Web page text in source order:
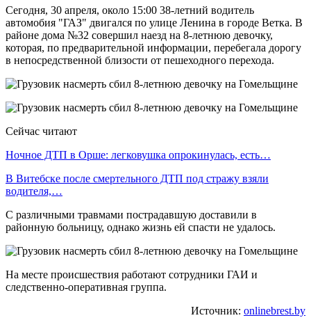
Сегодня, 30 апреля, около 15:00 38-летний водитель
автомобия "ГАЗ" двигался по улице Ленина в городе Ветка. В
районе дома №32 совершил наезд на 8-летнюю девочку,
которая, по предварительной информации, перебегала дорогу
в непосредственной близости от пешеходного перехода.
Сейчас читают
Ночное ДТП в Орше: легковушка опрокинулась, есть…
В Витебске после смертельного ДТП под стражу взяли
водителя,…
С различными травмами пострадавшую доставили в
районную больницу, однако жизнь ей спасти не удалось.
На месте происшествия работают сотрудники ГАИ и
следственно-оперативная группа.
Источник: onlinebrest.by